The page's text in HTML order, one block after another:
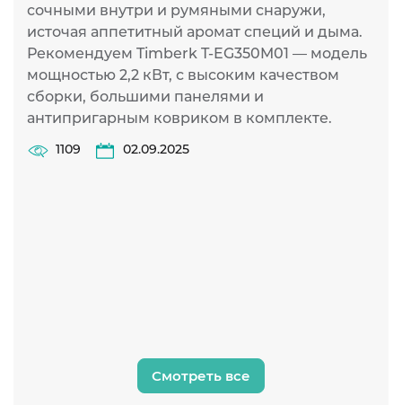
сочными внутри и румяными снаружи,
источая аппетитный аромат специй и дыма.
Рекомендуем Timberk T-EG350M01 — модель
мощностью 2,2 кВт, с высоким качеством
сборки, большими панелями и
антипригарным ковриком в комплекте.
1109 02.09.2025
Смотреть все